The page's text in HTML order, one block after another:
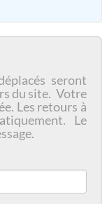
seront
du site. Votre
Les retours à
Le